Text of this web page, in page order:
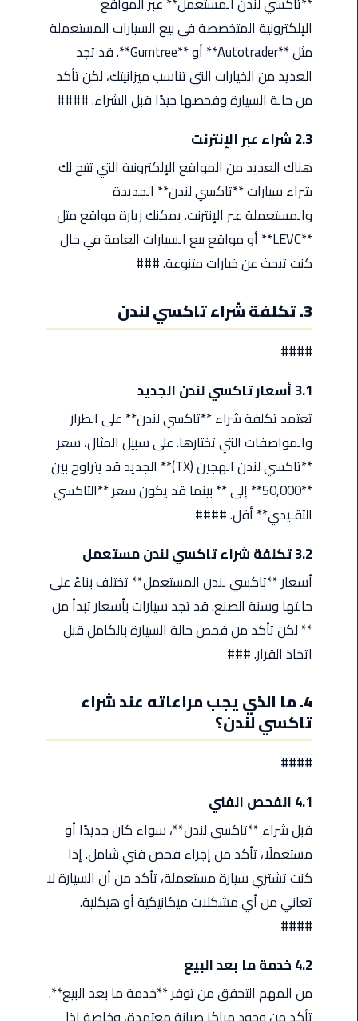
مرسيدس
بالسائق
ليموزين
العلمين
الجديدة
ليموزين
الاسكندريه
تاكسي
المطار
ليموزين
الشيخ
تاكسي
القاهرة
ليموزين
الاسكندريه
مطروح
ليموزين
المطار
ليموزين
الأحمر
مطار
ليموزين
القاهرة
ليموزين
السخنة
ليموزين
سفنكس
الإلكترونية المتخصصة في بيع السيارات المستعملة
مثل **Autotrader** أو **Gumtree**. قد تجد
العديد من الخيارات التي تناسب ميزانيتك، لكن تأكد
من حالة السيارة وفحصها جيدًا قبل الشراء. ####
2.3 شراء عبر الإنترنت
هناك العديد من المواقع الإلكترونية التي تتيح لك
شراء سيارات **تاكسي لندن** الجديدة
والمستعملة عبر الإنترنت. يمكنك زيارة مواقع مثل
**LEVC** أو مواقع بيع السيارات العامة في حال
كنت تبحث عن خيارات متنوعة. ###
3. تكلفة شراء تاكسي لندن
####
3.1 أسعار تاكسي لندن الجديد
تعتمد تكلفة شراء **تاكسي لندن** على الطراز
والمواصفات التي تختارها. على سبيل المثال، سعر
**تاكسي لندن الهجين (TX)** الجديد قد يتراوح بين
**50,000** إلى ** بينما قد يكون سعر **التاكسي
التقليدي** أقل. ####
3.2 تكلفة شراء تاكسي لندن مستعمل
أسعار **تاكسي لندن المستعمل** تختلف بناءً على
حالتها وسنة الصنع. قد تجد سيارات بأسعار تبدأ من
** لكن تأكد من فحص حالة السيارة بالكامل قبل
اتخاذ القرار. ###
4. ما الذي يجب مراعاته عند شراء
تاكسي لندن؟
####
4.1 الفحص الفني
قبل شراء **تاكسي لندن**، سواء كان جديدًا أو
مستعملًا، تأكد من إجراء فحص فني شامل. إذا
كنت تشتري سيارة مستعملة، تأكد من أن السيارة لا
تعاني من أي مشكلات ميكانيكية أو هيكلية.
####
4.2 خدمة ما بعد البيع
من المهم التحقق من توفر **خدمة ما بعد البيع**.